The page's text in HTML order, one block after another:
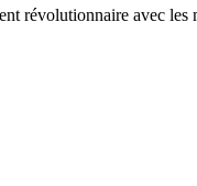
révolutionnaire avec